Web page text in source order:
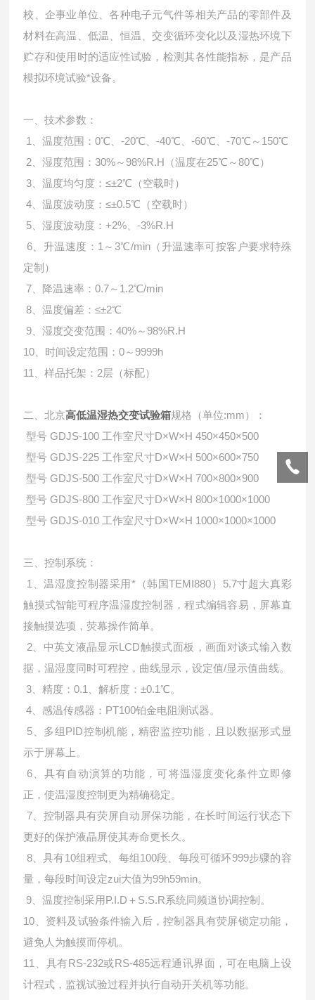
校、企事业单位、各种电子元气件等相关产品的零部件及
材料在高温、低温、恒温、交变循环变化以及湿热环境下
贮存和使用时的适应性试验，检测其各性能指标，是产品
模拟环境试验*设备。
一、技术参数：
1、温度范围：0℃、-20℃、-40℃、-60℃、-70℃～150℃
2、湿度范围：30%～98%R.H（温度在25℃～80℃）
3、温度均匀度：≤±2℃（空载时）
4、温度波动度：≤±0.5℃（空载时）
5、湿度波动度：+2%、-3%R.H
6、升温速度：1～3℃/min（升温速率可按客户要求特殊
定制）
7、降温速率：0.7～1.2℃/min
8、温度偏差：≤±2℃
9、湿度交变范围：40%～98%R.H
10、时间设定范围：0～9999h
11、样品托架：2层（标配）
二、北京高低温湿热交变试验箱规格（单位:mm）：
型号 GDJS-100 工作室尺寸D×W×H 450×450×500
型号 GDJS-225 工作室尺寸D×W×H 500×600×750
型号 GDJS-500 工作室尺寸D×W×H 700×800×900
型号 GDJS-800 工作室尺寸D×W×H 800×1000×1000
型号 GDJS-010 工作室尺寸D×W×H 1000×1000×1000
三、控制系统：
1、温湿度控制器采用*（韩国TEMI880）5.7寸超大真彩
触摸式智能可程序温湿度控制器，程式编辑容易，屏幕直
接触摸选项，荧幕操作简单。
2、中英文液晶显示LCD触摸式面板，画面对谈式输入数
据，温湿度同时可程控，曲线显示，设定值/显示值曲线。
3、精度：0.1、解析度：±0.1℃。
4、感温传感器：PT100铂金电阻测试器。
5、多组PID控制机能，精密监控功能，且以数据形式显
示于屏幕上。
6、具有自动演算的功能，可将温湿度变化条件立即修
正，使温湿度控制更为精确稳定。
7、控制器具有荧屏自动屏保功能，在长时间运行状态下
更好的保护液晶屏使其寿命更长久。
8、具有10组程式、每组100段、每段可循环999步骤的容
量，每段时间设定zui大值为99h59min。
9、温度控制采用P.I.D＋S.S.R系统同频道协调控制。
10、资料及试验条件输入后，控制器具有荧屏锁定功能，
避免人为触摸而停机。
11、具有RS-232或RS-485远程通讯界面，可在电脑上设
计程式，监视试验过程并执行自动开关机等功能。